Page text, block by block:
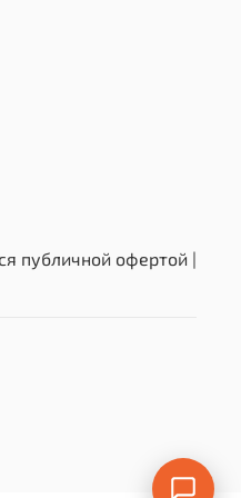
публичной офертой |